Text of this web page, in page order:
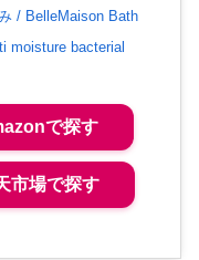
/ BelleMaison Bath
moisture bacterial
で探す
市場で探す